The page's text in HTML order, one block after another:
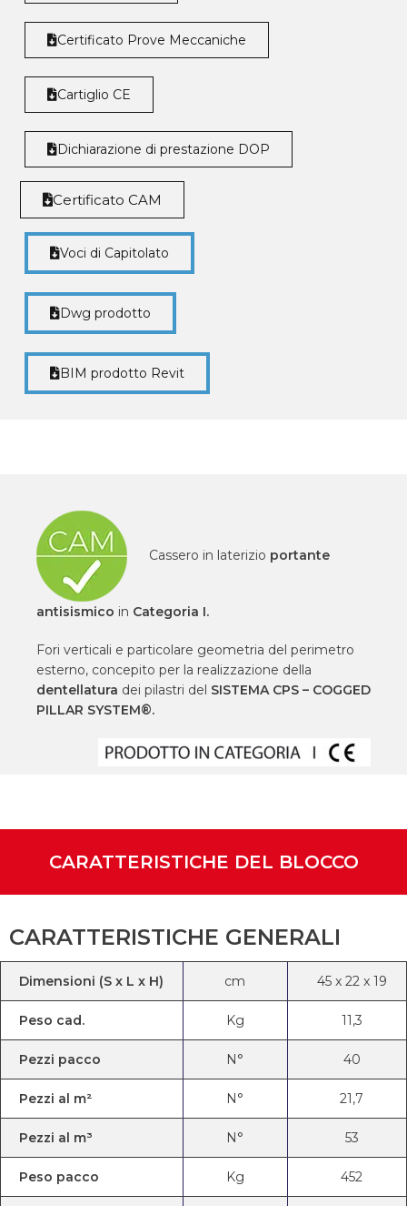
Certificato Prove Meccaniche
Cartiglio CE
Dichiarazione di prestazione DOP
Certificato CAM
Voci di Capitolato
Dwg prodotto
BIM prodotto Revit
Cassero in laterizio portante
antisismico in Categoria I.
Fori verticali e particolare geometria del perimetro
esterno, concepito per la realizzazione della
dentellatura dei pilastri del SISTEMA CPS – COGGED
PILLAR SYSTEM®.
CARATTERISTICHE DEL BLOCCO
CARATTERISTICHE GENERALI
Dimensioni (S x L x H) cm 45 x 22 x 19
Peso cad. Kg 11,3
Pezzi pacco N° 40
Pezzi al m² N° 21,7
Pezzi al m³ N° 53
Peso pacco Kg 452